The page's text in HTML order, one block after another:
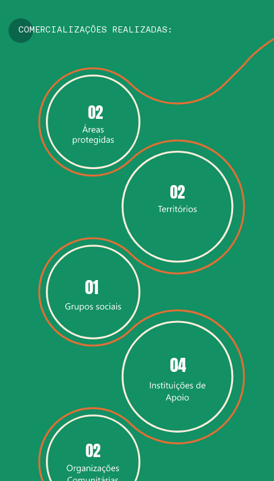
COMERCIALIZAÇÕES REALIZADAS:
02
04
01
02
02